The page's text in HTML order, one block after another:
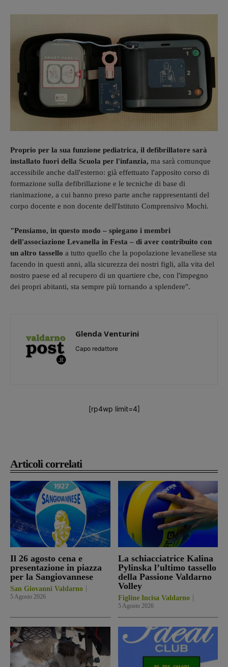
Articoli correlati
Il 26 agosto cena e
presentazione in piazza
per la Sangiovannese
San Giovanni Valdarno
5 Agosto 2026
La schiacciatrice Kalina
Pylinska l’ultimo tassello
della Passione Valdarno
Volley
Figline Incisa Valdarno
5 Agosto 2026
Proprio per la sua funzione pediatrica, il defibrillatore sarà
installato fuori della Scuola per l'infanzia, ma sarà comunque
accessibile anche dall'esterno: già effettuato l'apposito corso di
formazione sulla defibrillazione e le tecniche di base di
rianimazione, a cui hanno preso parte anche rappresentanti del
corpo docente e non docente dell'Istituto Comprensivo Mochi.
"Pensiamo, in questo modo – spiegano i membri
dell'associazione Levanella in Festa – di aver contribuito con
un altro tassello a tutto quello che la popolazione levanellese sta
facendo in questi anni, alla sicurezza dei nostri figli, alla vita del
nostro paese ed al recupero di un quartiere che, con l'impegno
dei propri abitanti, sta sempre più tornando a splendere".
Glenda Venturini
Capo redattore
[rp4wp limit=4]